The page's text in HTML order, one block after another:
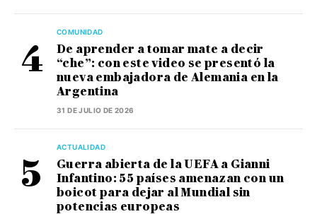
COMUNIDAD
De aprender a tomar mate a decir
“che”: con este video se presentó la
nueva embajadora de Alemania en la
Argentina
31 DE JULIO DE 2026
ACTUALIDAD
Guerra abierta de la UEFA a Gianni
Infantino: 55 países amenazan con un
boicot para dejar al Mundial sin
potencias europeas